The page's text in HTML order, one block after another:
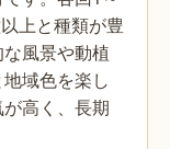
上と種類が豊
風景や動植
域色を楽し
高く、長期